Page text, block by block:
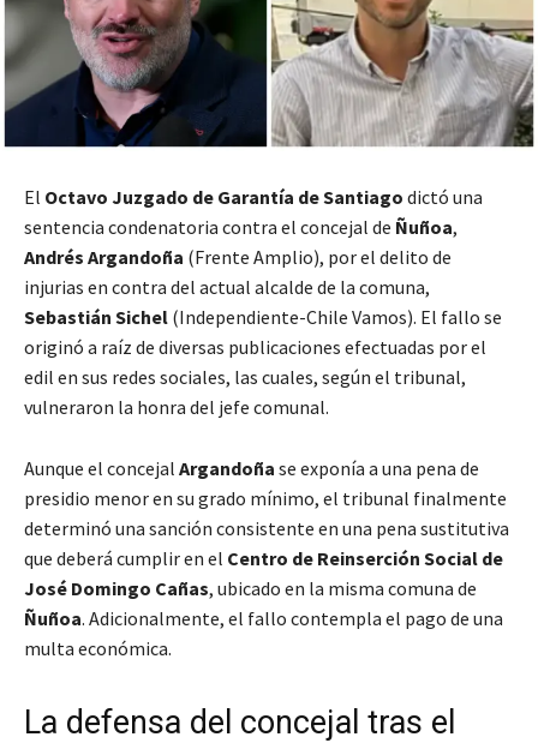
El Octavo Juzgado de Garantía de Santiago dictó una
sentencia condenatoria contra el concejal de Ñuñoa,
Andrés Argandoña (Frente Amplio), por el delito de
injurias en contra del actual alcalde de la comuna,
Sebastián Sichel (Independiente-Chile Vamos). El fallo se
originó a raíz de diversas publicaciones efectuadas por el
edil en sus redes sociales, las cuales, según el tribunal,
vulneraron la honra del jefe comunal.
Aunque el concejal Argandoña se exponía a una pena de
presidio menor en su grado mínimo, el tribunal finalmente
determinó una sanción consistente en una pena sustitutiva
que deberá cumplir en el Centro de Reinserción Social de
José Domingo Cañas, ubicado en la misma comuna de
Ñuñoa. Adicionalmente, el fallo contempla el pago de una
multa económica.
La defensa del concejal tras el